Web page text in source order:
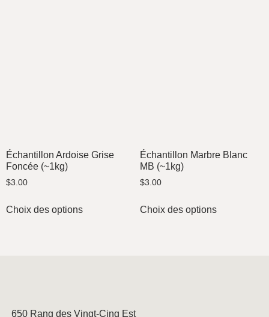
Échantillon Ardoise Grise
Foncée (~1kg)
$3.00
Choix des options
Échantillon Marbre Blanc
MB (~1kg)
$3.00
Choix des options
650 Rang des Vingt-Cinq Est